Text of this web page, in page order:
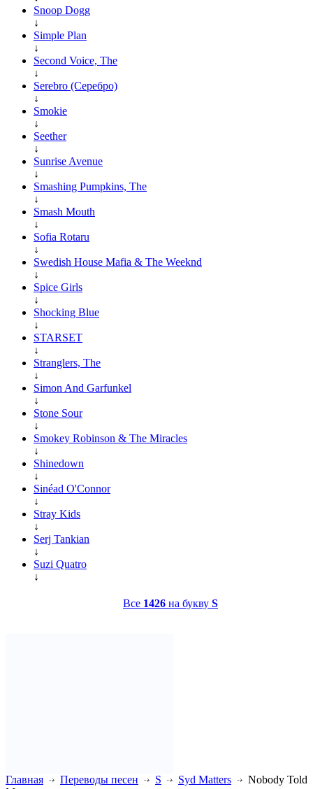
Snoop Dogg
↓
Simple Plan
↓
Second Voice, The
↓
Serebro (Серебро)
↓
Smokie
↓
Seether
↓
Sunrise Avenue
↓
Smashing Pumpkins, The
↓
Smash Mouth
↓
Sofia Rotaru
↓
Swedish House Mafia & The Weeknd
↓
Spice Girls
↓
Shocking Blue
↓
STARSET
↓
Stranglers, The
↓
Simon And Garfunkel
↓
Stone Sour
↓
Smokey Robinson & The Miracles
↓
Shinedown
↓
Sinéad O'Connor
↓
Stray Kids
↓
Serj Tankian
↓
Suzi Quatro
↓
Все 1426 на букву S
Главная Переводы песен S Syd Matters
Nobody Told